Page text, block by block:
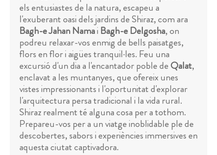
els entusiastes de la natura, escapeu a
l'exuberant oasi dels jardins de Shiraz, com ara
Bagh-e Jahan Namai Bagh-e Delgosha, on
podreu relaxar-vos enmig de bells paisatges,
flors en flor i aigües tranquil·les. Feu una
excursió d'un dia a l'encantador poble deQalat,
enclavat a les muntanyes, que ofereix unes
vistes impressionants i l'oportunitat d'explorar
l'arquitectura persa tradicional i la vida rural.
Shiraz realment té alguna cosa per a tothom.
Prepareu-vos per a un viatge inoblidable ple de
descobertes, sabors i experiències immersives en
aquesta ciutat captivadora.